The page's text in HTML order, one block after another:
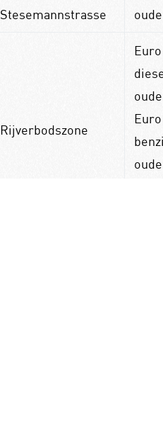
Stesemannstrasse
Rijverbodszone